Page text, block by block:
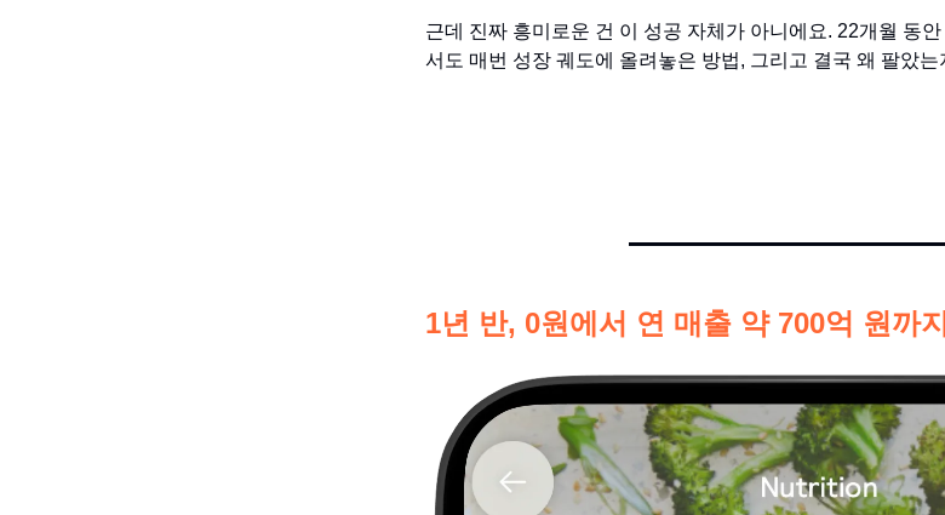
근데 진짜 흥미로운 건 이 성공 자체가 아니에요. 22개월 동
서도 매번 성장 궤도에 올려놓은 방법, 그리고 결국 왜 팔았
1년 반, 0원에서 연 매출 약 700억 원까지